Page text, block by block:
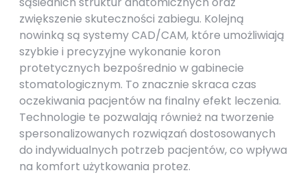
zwiększenie skuteczności zabiegu. Kolejną
nowinką są systemy CAD/CAM, które umożliwiają
szybkie i precyzyjne wykonanie koron
protetycznych bezpośrednio w gabinecie
stomatologicznym. To znacznie skraca czas
oczekiwania pacjentów na finalny efekt leczenia.
Technologie te pozwalają również na tworzenie
spersonalizowanych rozwiązań dostosowanych
do indywidualnych potrzeb pacjentów, co wpływa
na komfort użytkowania protez.